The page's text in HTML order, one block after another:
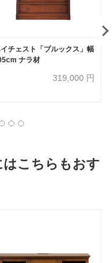
チェスト「ブルックス」幅
ナラ材
319,000 円
こちらもおす